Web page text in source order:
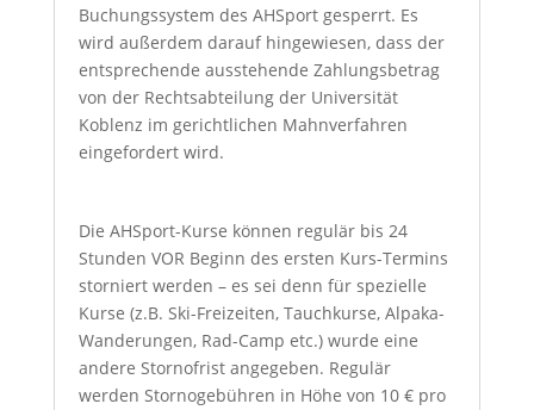
Buchungssystem des AHSport gesperrt. Es
wird außerdem darauf hingewiesen, dass der
entsprechende ausstehende Zahlungsbetrag
von der Rechtsabteilung der Universität
Koblenz im gerichtlichen Mahnverfahren
eingefordert wird.
Die AHSport-Kurse können regulär bis 24
Stunden VOR Beginn des ersten Kurs-Termins
storniert werden – es sei denn für spezielle
Kurse (z.B. Ski-Freizeiten, Tauchkurse, Alpaka-
Wanderungen, Rad-Camp etc.) wurde eine
andere Stornofrist angegeben. Regulär
werden Stornogebühren in Höhe von 10 € pro